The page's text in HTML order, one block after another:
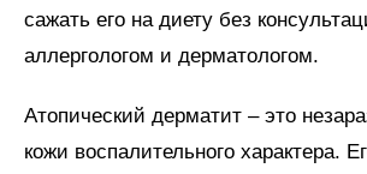
сажать его на диету без
аллергологом и дерматологом.
Атопический дерматит – это
кожи воспалительного характера.